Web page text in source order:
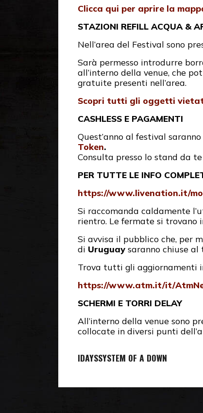
Clicca qui per aprire la
STAZIONI REFILL ACQUA &
Nell’area del Festival sono
Sarà permesso introdurre
all’interno della venue, che
gratuite presenti nell’area.
Scopri tutti gli oggetti
CASHLESS E PAGAMENTI
Quest’anno al festival
Token.
Consulta presso lo stand da
PER TUTTE LE INFO
https://www.livenation.it/
Si raccomanda caldamente
rientro. Le fermate si trovano
Si avvisa il pubblico che, per
di Uruguay saranno chiuse al
Trova tutti gli aggiornamenti
https://www.atm.it/it/
SCHERMI E TORRI DELAY
All’interno della venue sono
collocate in diversi punti
IDAYSSYSTEM OF A DOWN